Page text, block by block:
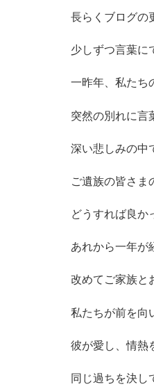
長らくブログの
少しずつ言葉に
一昨年、私たち
突然の別れに言
深い悲しみの中
ご遺族の皆さま
どうすれば良か
あれから一年が
改めてご家族と
私たちが前を向
彼が愛し、情熱
同じ過ちを決し